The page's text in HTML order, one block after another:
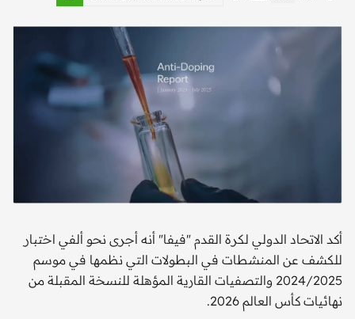
أكد الاتحاد الدولي لكرة القدم "فيفا" أنه أجرى نحو ألفي اختبار
للكشف عن المنشطات في البطولات التي نظمها في موسم
2024/2025 والتصفيات القارية المؤهلة للنسخة المقبلة من
نهائيات كأس العالم 2026.